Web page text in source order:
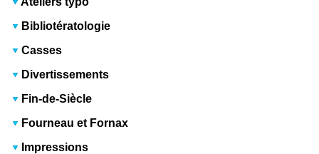
Bibliotératologie
Casses
Divertissements
Fin-de-Siècle
Fourneau et Fornax
Impressions